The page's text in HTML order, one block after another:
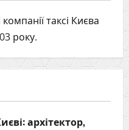
таксі Києва
року.
архітектор,